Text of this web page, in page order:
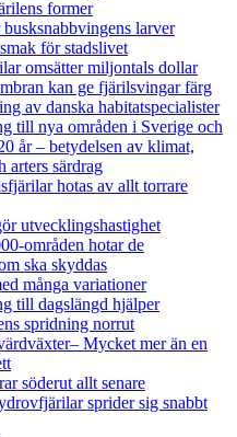
former
larver
för stadslivet
omsätter miljontals dollar
kan ge fjärilsvingar färg
av danska habitatspecialister
till nya områden i Sverige och
år– betydelsen av klimat,
arters särdrag
hotas av allt torrare
utvecklingshastighet
områden hotar de
ska skyddas
många variationer
till dagslängd hjälper
spridning norrut
Mycket mer än en
söderut allt senare
sprider sig snabbt